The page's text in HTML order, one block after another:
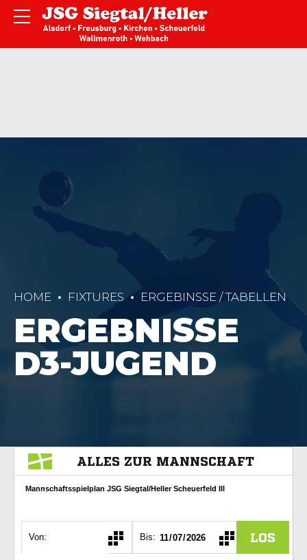
HOME FIXTURES ERGEBINSSE / TABELLEN
ERGEBNISSE
D3-JUGEND